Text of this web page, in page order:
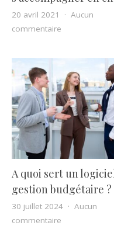
20 avril 2021
Aucun
commentaire sur Les
A quoi sert un
gestion budgétaire ?
30 juillet 2024
Aucun
commentaire sur A quoi